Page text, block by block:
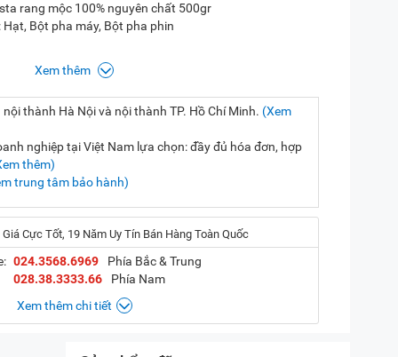
rang mộc 100% nguyên chất 500gr
Hạt, Bột pha máy, Bột pha phin
Xem thêm
thành Hà Nội và nội thành TP. Hồ Chí Minh. (Xem
nghiệp tại Việt Nam lựa chọn: đầy đủ hóa đơn, hợp
thêm)
trung tâm bảo hành)
Cực Tốt, 19 Năm Uy Tín Bán Hàng Toàn Quốc
024.3568.6969
Phía Bắc & Trung
028.38.3333.66
Phía Nam
Xem thêm chi tiết